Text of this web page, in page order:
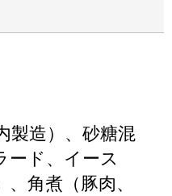
製造）、砂糖混
ード、イース
角煮（豚肉、